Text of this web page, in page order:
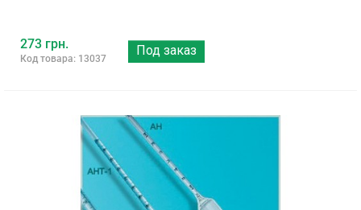
273 грн.
Код товара: 13037
Под заказ